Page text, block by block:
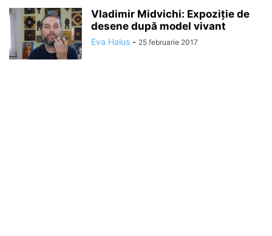
Vladimir Midvichi: Expoziție de
desene după model vivant
Eva Halus - 25 februarie 2017